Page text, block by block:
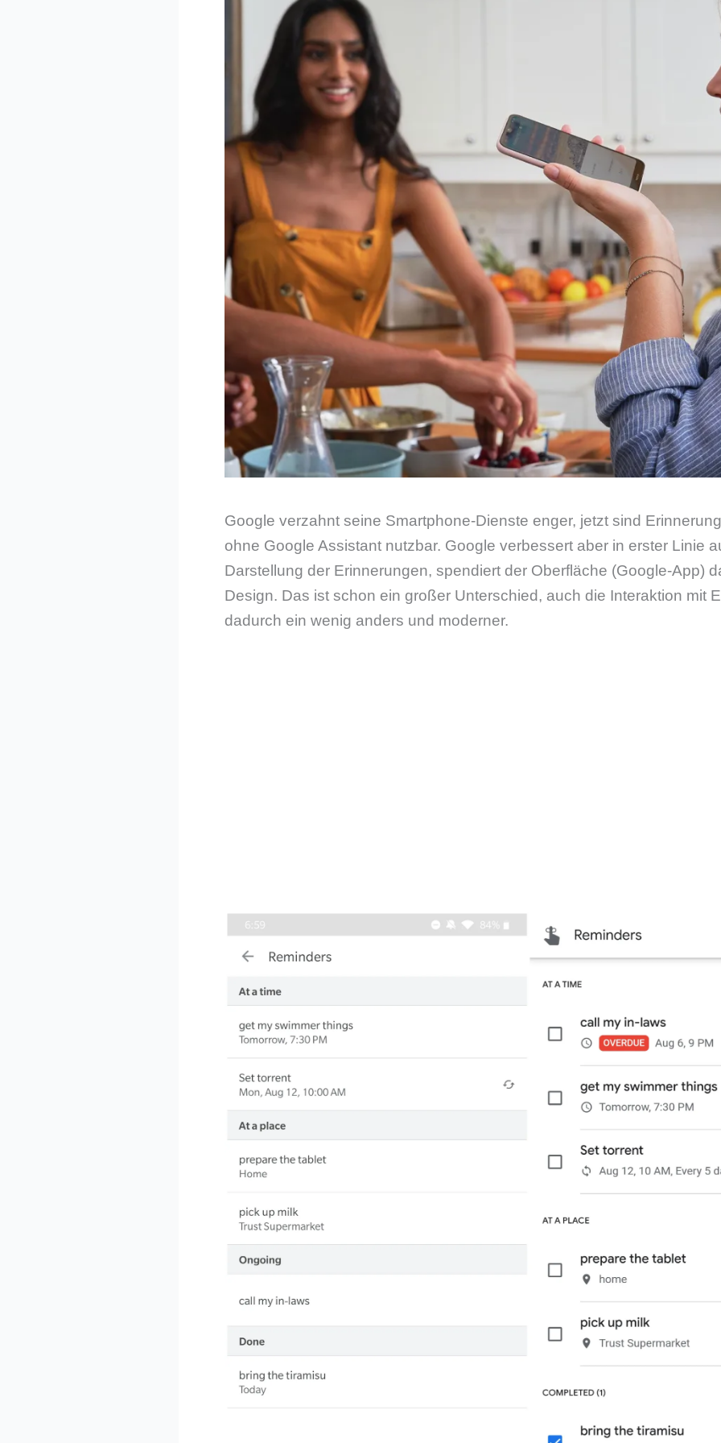
Google verzahnt seine Smartphone-Dienste enger, jetzt sind
ohne Google Assistant nutzbar. Google verbessert aber in erster Linie
Darstellung der Erinnerungen, spendiert der Oberfläche (Google-App)
Design. Das ist schon ein großer Unterschied, auch die Interaktion mit
dadurch ein wenig anders und moderner.